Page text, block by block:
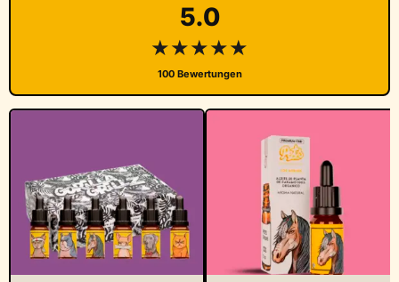
5.0
★★★★★
100 Bewertungen